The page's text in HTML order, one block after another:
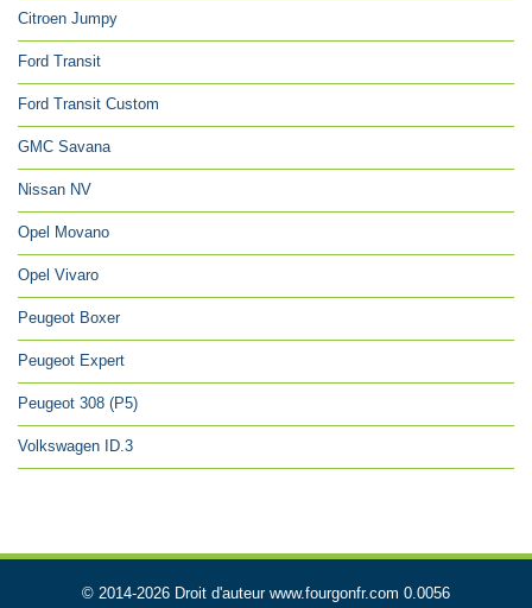
Citroen Jumpy
Ford Transit
Ford Transit Custom
GMC Savana
Nissan NV
Opel Movano
Opel Vivaro
Peugeot Boxer
Peugeot Expert
Peugeot 308 (P5)
Volkswagen ID.3
© 2014-2026 Droit d'auteur www.fourgonfr.com 0.0056